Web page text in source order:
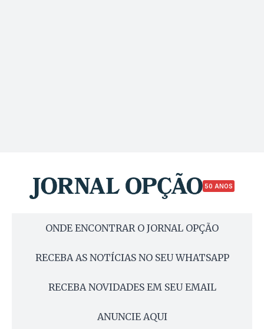
50 ANOS
ONDE ENCONTRAR O JORNAL OPÇÃO
RECEBA AS NOTÍCIAS NO SEU WHATSAPP
RECEBA NOVIDADES EM SEU EMAIL
ANUNCIE AQUI